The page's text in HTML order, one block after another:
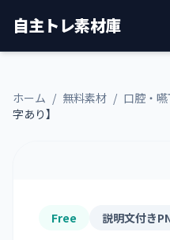
自主トレ素材庫
ホーム / 無料素材 / 口腔・嚥
字あり】
Free 説明文付き